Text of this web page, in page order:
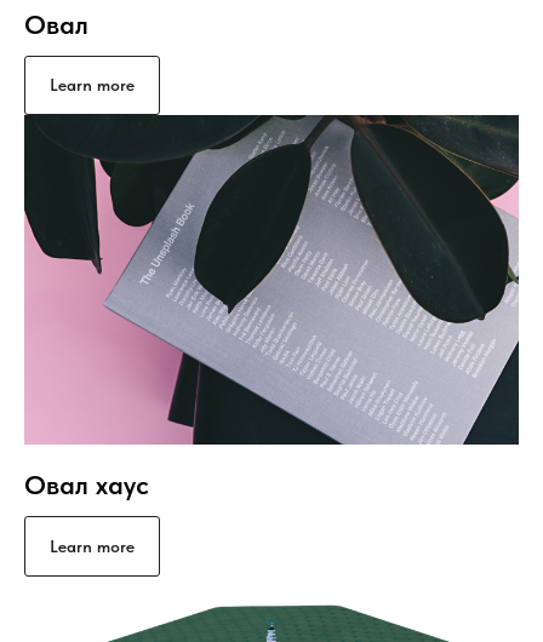
Овал
Learn more
Овал хаус
Learn more